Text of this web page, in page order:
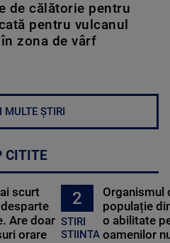
de călătorie pentru
pentru vulcanul
zona de vârf
MULTE ȘTIRI
CITITE
scurt
Are doar
orare
2
STIRI
STIINTA
Organismul
populație
o abilitate
oamenilor